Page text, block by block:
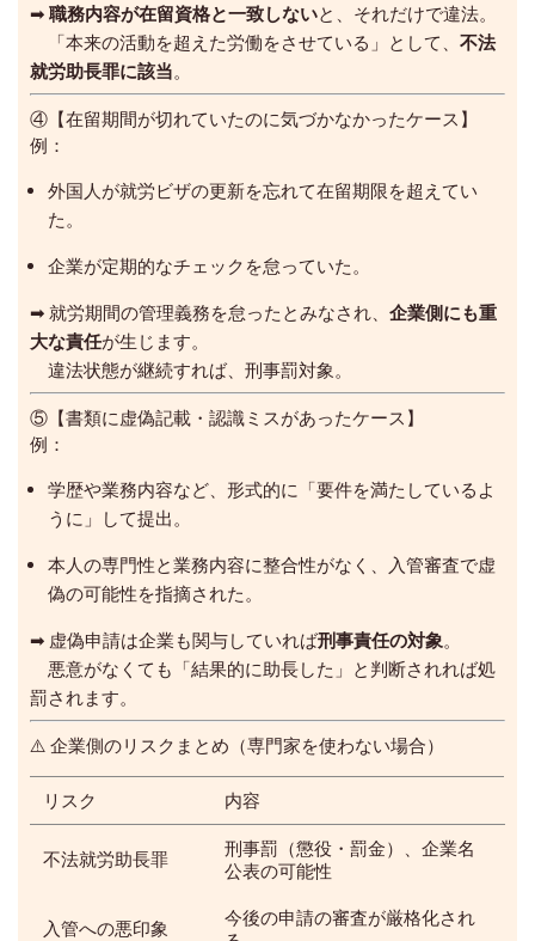
➡ 職務内容が在留資格と一致しないと、それだけで違法。
「本来の活動を超えた労働をさせている」として、 不法
就労助長罪に該当。
④【在留期間が切れていたのに気づかなかったケース】
例：
外国人が就労ビザの更新を忘れて在留期限を超えてい
た。
企業が定期的なチェックを怠っていた。
➡ 就労期間の管理義務を怠ったとみなされ、 企業側にも重
大な責任が生じます。
違法状態が継続すれば、刑事罰対象。
⑤【書類に虚偽記載・認識ミスがあったケース】
例：
学歴や業務内容など、形式的に「要件を満たしているよ
うに」して提出。
本人の専門性と業務内容に整合性がなく、入管審査で虚
偽の可能性を指摘された。
➡ 虚偽申請は企業も関与していれば刑事責任の対象。
悪意がなくても「結果的に助長した」と判断されれば処
罰されます。
⚠️ 企業側のリスクまとめ（専門家を使わない場合）
リスク 内容
不法就労助長罪
刑事罰（懲役・罰金）、企業名
公表の可能性
入管への悪印象
今後の申請の審査が厳格化され